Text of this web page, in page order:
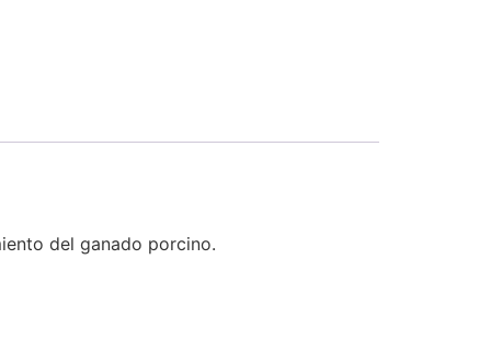
del ganado porcino.